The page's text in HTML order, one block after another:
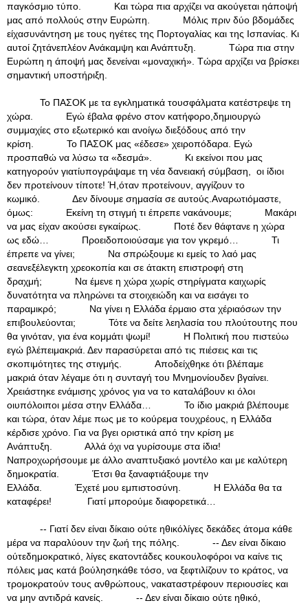
παγκόσμιο τύπο. Και τώρα πια αρχίζει να ακούγεται ηάποψή
μας από πολλούς στην Ευρώπη. Μόλις πριν δύο βδομάδες
είχασυνάντηση με τους ηγέτες της Πορτογαλίας και της Ισπανίας. Κι
αυτοί ζητάνεπλέον Ανάκαμψη και Ανάπτυξη. Τώρα πια στην
Ευρώπη η άποψή μας δενείναι «μοναχική». Τώρα αρχίζει να βρίσκει
σημαντική υποστήριξη.
Το ΠΑΣΟΚ με τα εγκληματικά τουσφάλματα κατέστρεψε τη
χώρα. Εγώ έβαλα φρένο στον κατήφορο,δημιουργώ
συμμαχίες στο εξωτερικό και ανοίγω διεξόδους από την
κρίση. Το ΠΑΣΟΚ μας «έδεσε» χειροπόδαρα. Εγώ
προσπαθώ να λύσω τα «δεσμά». Κι εκείνοι που μας
κατηγορούν γιατίυπογράψαμε τη νέα δανειακή σύμβαση, οι ίδιοι
δεν προτείνουν τίποτε! Ή,όταν προτείνουν, αγγίζουν το
κωμικό. Δεν δίνουμε σημασία σε αυτούς.Αναρωτιόμαστε,
όμως: Εκείνη τη στιγμή τι έπρεπε νακάνουμε; Μακάρι
να μας είχαν ακούσει εγκαίρως. Ποτέ δεν θάφτανε η χώρα
ως εδώ… Προειδοποιούσαμε για τον γκρεμό… Τι
έπρεπε να γίνει; Να σπρώξουμε κι εμείς το λαό μας
σεανεξέλεγκτη χρεοκοπία και σε άτακτη επιστροφή στη
δραχμή; Να έμενε η χώρα χωρίς στηρίγματα καιχωρίς
δυνατότητα να πληρώνει τα στοιχειώδη και να εισάγει το
παραμικρό; Να γίνει η Ελλάδα έρμαιο στα χέριαόσων την
επιβουλεύονται; Τότε να δείτε λεηλασία του πλούτουτης που
θα γινόταν, για ένα κομμάτι ψωμί! Η Πολιτική που πιστεύω
εγώ βλέπειμακριά. Δεν παρασύρεται από τις πιέσεις και τις
σκοπιμότητες της στιγμής. Αποδείχθηκε ότι βλέπαμε
μακριά όταν λέγαμε ότι η συνταγή του Μνημονίουδεν βγαίνει.
Χρειάστηκε ενάμισης χρόνος για να το καταλάβουν κι όλοι
οιυπόλοιποι μέσα στην Ελλάδα… Το ίδιο μακριά βλέπουμε
και τώρα, όταν λέμε πως με το κούρεμα τουχρέους, η Ελλάδα
κέρδισε χρόνο. Για να βγει οριστικά από την κρίση με
Ανάπτυξη. Αλλά όχι να γυρίσουμε στα ίδια!
Ναπροχωρήσουμε με άλλο αναπτυξιακό μοντέλο και με καλύτερη
δημοκρατία. Έτσι θα ξαναφτιάξουμε την
Ελλάδα. Έχετέ μου εμπιστοσύνη. Η Ελλάδα θα τα
καταφέρει! Γιατί μπορούμε διαφορετικά…
-- Γιατί δεν είναι δίκαιο ούτε ηθικόλίγες δεκάδες άτομα κάθε
μέρα να παραλύουν την ζωή της πόλης. -- Δεν είναι δίκαιο
ούτεδημοκρατικό, λίγες εκατοντάδες κουκουλοφόροι να καίνε τις
πόλεις μας κατά βούλησηκάθε τόσο, να ξεφτιλίζουν το κράτος, να
τρομοκρατούν τους ανθρώπους, νακαταστρέφουν περιουσίες και
να μην αντιδρά κανείς. -- Δεν είναι δίκαιο ούτε ηθικό,